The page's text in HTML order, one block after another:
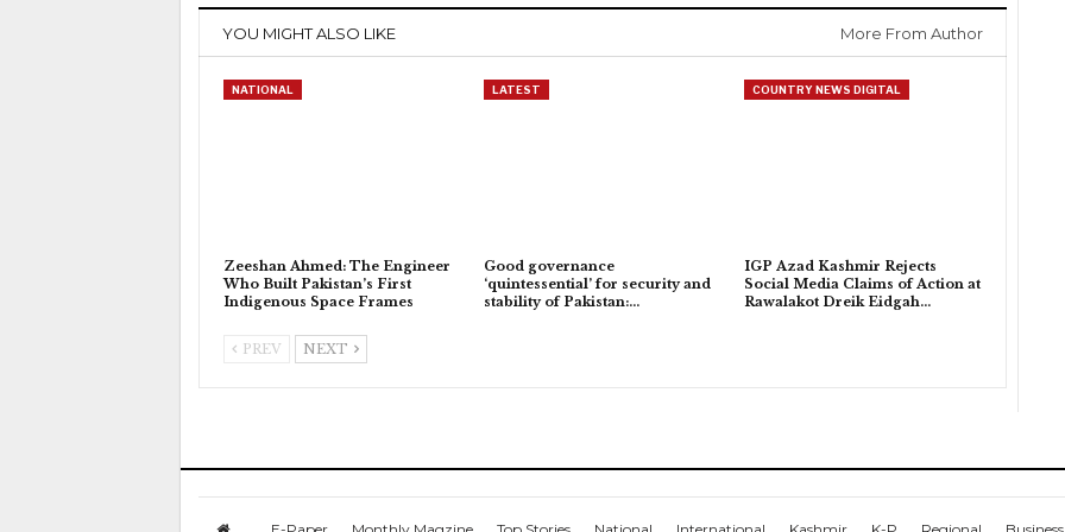
YOU MIGHT ALSO LIKE More From Author
NATIONAL
Zeeshan Ahmed: The Engineer
Who Built Pakistan’s First
Indigenous Space Frames
LATEST
Good governance
‘quintessential’ for security and
stability of Pakistan:…
COUNTRY NEWS DIGITAL
IGP Azad Kashmir Rejects
Social Media Claims of Action at
Rawalakot Dreik Eidgah…
PREV NEXT